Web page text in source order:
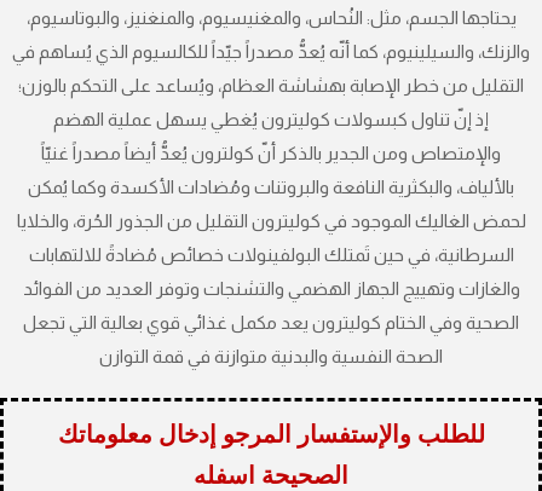
يحتاجها الجسم، مثل: النُحاس، والمغنيسيوم، والمنغنيز، والبوتاسيوم،
والزنك، والسيلينيوم، كما أنّه يُعدُّ مصدراً جيّداً للكالسيوم الذي يُساهم في
التقليل من خطر الإصابة بهشاشة العظام، ويُساعد على التحكم بالوزن؛
إذ إنّ تناول كبسولات كوليترون يُغطي يسهل عملية الهضم
والإمتصاص ومن الجدير بالذكر أنّ كولترون يُعدُّ أيضاً مصدراً غنيّاً
بالألياف، والبكثرية النافعة والبروتنات ومُضادات الأكسدة وكما يُمكن
لحمض الغاليك الموجود في كوليترون التقليل من الجذور الحُرة، والخلايا
السرطانية، في حين تَمتلك البولفينولات خصائص مُضادةً للالتهابات
والغازات وتهييج الجهاز الهضمي والتشنجات وتوفر العديد من الفوائد
الصحية وفي الختام كوليترون يعد مكمل غذائي قوي بعالية التي تجعل
الصحة النفسية والبدنية متوازنة في قمة التوازن
للطلب والإستفسار المرجو إدخال معلوماتك
الصحيحة اسفله